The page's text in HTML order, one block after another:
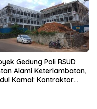
Gedung Poli RSUD
Alami Keterlambatan,
Kamal: Kontraktor